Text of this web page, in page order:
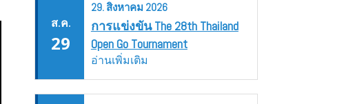
ส.ค.
29
29.สิงหาคม 2026
การแข่งขัน The 28th Thailand
Open Go Tournament
อ่านเพิ่มเติม